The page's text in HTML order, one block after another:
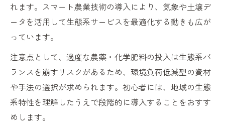
れます。スマート農業技術の導入により、気象や土壌デ
ータを活用して生態系サービスを最適化する動きも広が
っています。
注意点として、過度な農薬・化学肥料の投入は生態系バ
ランスを崩すリスクがあるため、環境負荷低減型の資材
や手法の選択が求められます。初心者には、地域の生態
系特性を理解したうえで段階的に導入することをおすす
めします。